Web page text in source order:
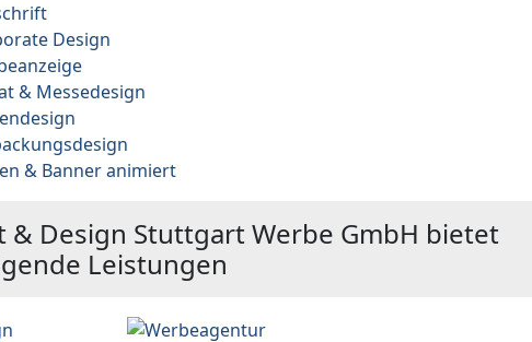
Design
& Messedesign
& Banner animiert
& Design Stuttgart Werbe GmbH bietet
Leistungen